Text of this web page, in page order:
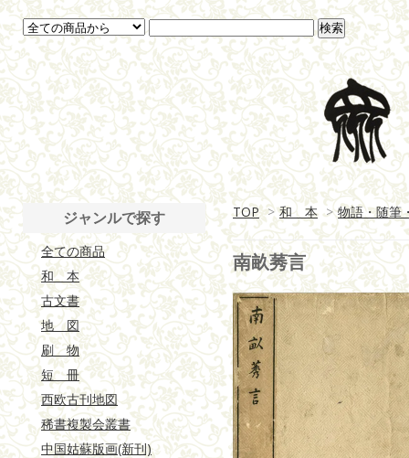
TOP > 和 本 > 物語・随筆
南畝莠言
ジャンルで探す
全ての商品
和 本
古文書
地 図
刷 物
短 冊
西欧古刊地図
稀書複製会叢書
中国姑蘇版画(新刊)